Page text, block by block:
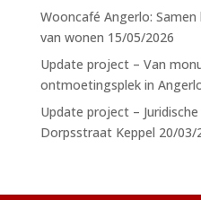
Wooncafé Angerlo:
van wonen 15/05/2026
Update project – Van
ontmoetingsplek in
Update project –
Dorpsstraat Keppel 20/03/